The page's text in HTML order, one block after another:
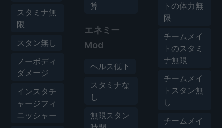
スタミナ無
限
スタン無し
ノーボディ
ダメージ
インスタチ
ャージフィ
ニッシャー
算
エネミー
Mod
ヘルス低下
スタミナな
し
無限スタン
トの体力無
限
チームメイ
トのスタミ
ナ無限
チームメイ
トスタン無
し
チームメイ